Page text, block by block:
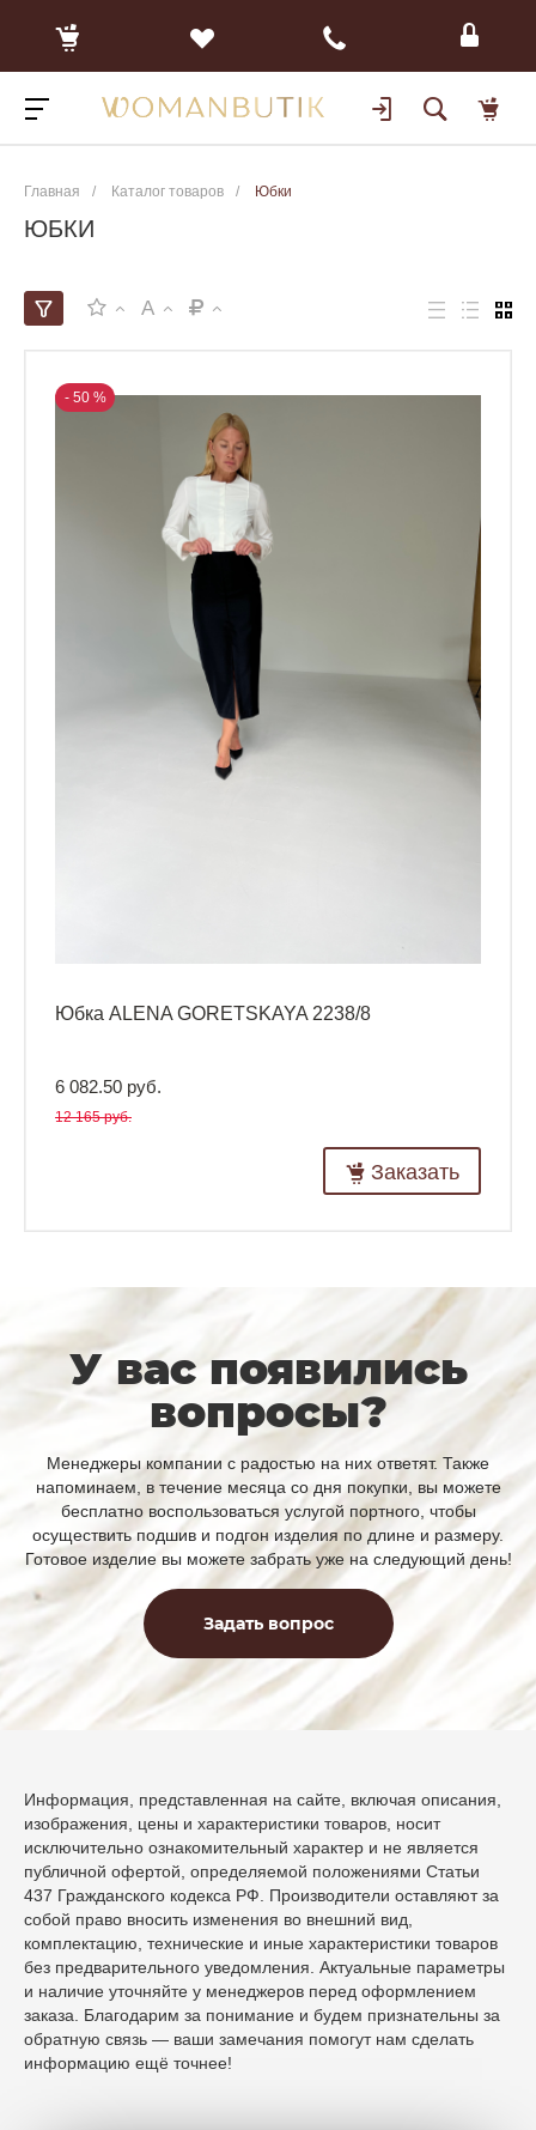
Главная / Каталог товаров / Юбки
ЮБКИ
A
- 50 %
Юбка ALENA GORETSKAYA 2238/8
6 082.50 руб.
12 165 руб.
Заказать
У вас появились
вопросы?
Менеджеры компании с радостью на них ответят. Также
напоминаем, в течение месяца со дня покупки, вы можете
бесплатно воспользоваться услугой портного, чтобы
осуществить подшив и подгон изделия по длине и размеру.
Готовое изделие вы можете забрать уже на следующий день!
Задать вопрос
Информация, представленная на сайте, включая описания,
изображения, цены и характеристики товаров, носит
исключительно ознакомительный характер и не является
публичной офертой, определяемой положениями Статьи
437 Гражданского кодекса РФ. Производители оставляют за
собой право вносить изменения во внешний вид,
комплектацию, технические и иные характеристики товаров
без предварительного уведомления. Актуальные параметры
и наличие уточняйте у менеджеров перед оформлением
заказа. Благодарим за понимание и будем признательны за
обратную связь — ваши замечания помогут нам сделать
информацию ещё точнее!